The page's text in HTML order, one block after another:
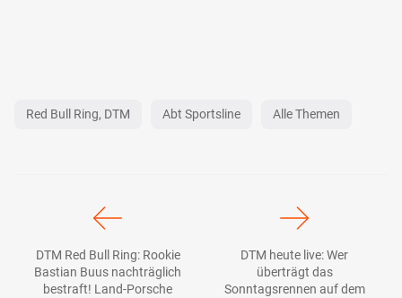
Red Bull Ring, DTM Abt Sportsline Alle Themen
DTM Red Bull Ring: Rookie
Bastian Buus nachträglich
bestraft! Land-Porsche
DTM heute live: Wer
überträgt das
Sonntagsrennen auf dem